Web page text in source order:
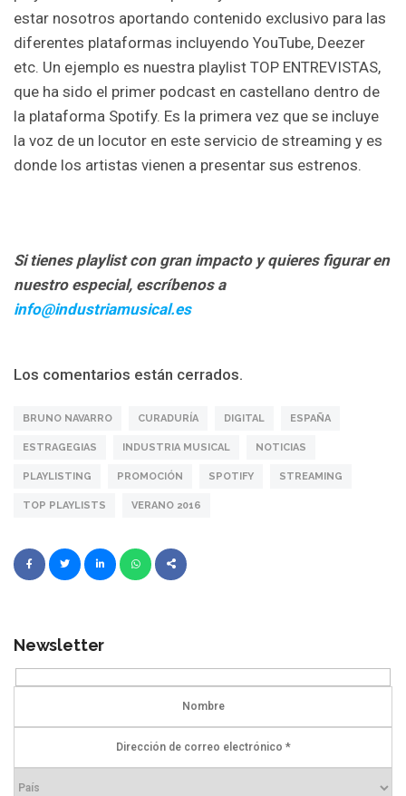
estar nosotros aportando contenido exclusivo para las
diferentes plataformas incluyendo YouTube, Deezer
etc. Un ejemplo es nuestra playlist TOP ENTREVISTAS,
que ha sido el primer podcast en castellano dentro de
la plataforma Spotify. Es la primera vez que se incluye
la voz de un locutor en este servicio de streaming y es
donde los artistas vienen a presentar sus estrenos.
Si tienes playlist con gran impacto y quieres figurar en
nuestro especial, escríbenos a
info@industriamusical.es
Los comentarios están cerrados.
BRUNO NAVARRO CURADURÍA DIGITAL ESPAÑA
ESTRAGEGIAS INDUSTRIA MUSICAL NOTICIAS
PLAYLISTING PROMOCIÓN SPOTIFY STREAMING
TOP PLAYLISTS VERANO 2016
Newsletter